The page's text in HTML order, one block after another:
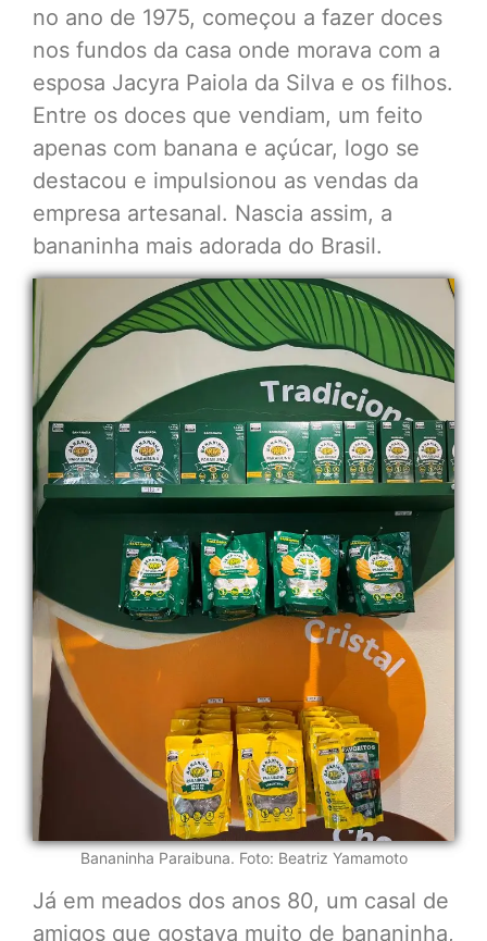
no ano de 1975, começou a fazer doces
nos fundos da casa onde morava com a
esposa Jacyra Paiola da Silva e os filhos.
Entre os doces que vendiam, um feito
apenas com banana e açúcar, logo se
destacou e impulsionou as vendas da
empresa artesanal. Nascia assim, a
bananinha mais adorada do Brasil.
Bananinha Paraibuna. Foto: Beatriz Yamamoto
Já em meados dos anos 80, um casal de
amigos que gostava muito de bananinha,